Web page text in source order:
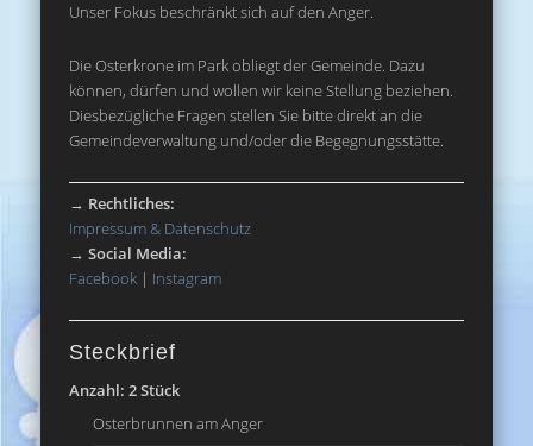
Unser Fokus beschränkt sich auf den Anger.
Die Osterkrone im Park obliegt der Gemeinde. Dazu
können, dürfen und wollen wir keine Stellung beziehen.
Diesbezügliche Fragen stellen Sie bitte direkt an die
Gemeindeverwaltung und/oder die Begegnungsstätte.
→ Rechtliches:
Impressum & Datenschutz
→Social Media:
Facebook | Instagram
Steckbrief
Anzahl: 2 Stück
Osterbrunnen am Anger